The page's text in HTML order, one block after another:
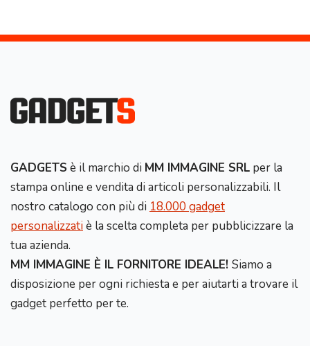
GADGETS è il marchio di MM IMMAGINE SRL per la
stampa online e vendita di articoli personalizzabili. Il
nostro catalogo con più di 18.000 gadget
personalizzatiè la scelta completa per pubblicizzare la
tua azienda.
MM IMMAGINE È IL FORNITORE IDEALE! Siamo a
disposizione per ogni richiesta e per aiutarti a trovare il
gadget perfetto per te.